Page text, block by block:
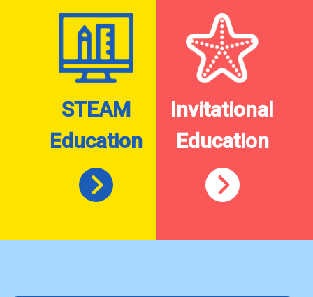
STEAM
Education
Invitational
Education